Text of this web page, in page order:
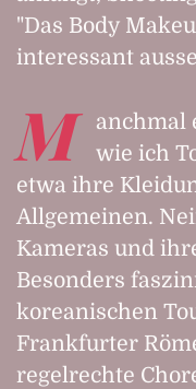
"Das Body
interessant
M
anchmal
wie ich
etwa ihre
Allgemeinen.
Kameras und
Besonders
koreanischen
Frankfurter
regelrechte